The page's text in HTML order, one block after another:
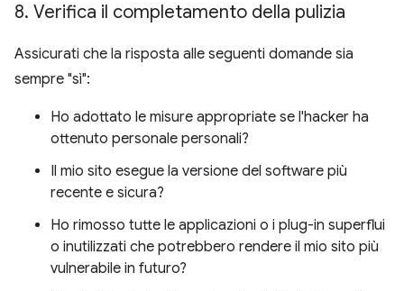
8. Verifica il completamento della pulizia
Assicurati che la risposta alle seguenti domande sia
sempre "sì":
Ho adottato le misure appropriate se l'hacker ha
ottenuto personale personali?
Il mio sito esegue la versione del software più
recente e sicura?
Ho rimosso tutte le applicazioni o i plug-in superflui
o inutilizzati che potrebbero rendere il mio sito più
vulnerabile in futuro?